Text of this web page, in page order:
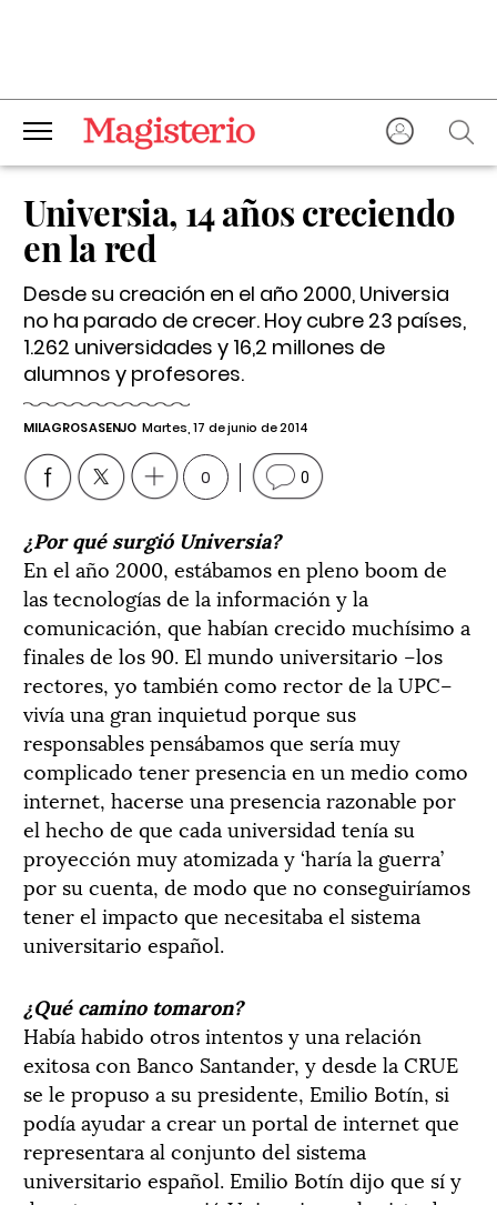
Universia, 14 años creciendo
en la red
Desde su creación en el año 2000, Universia
no ha parado de crecer. Hoy cubre 23 países,
1.262 universidades y 16,2 millones de
alumnos y profesores.
MILAGROS ASENJO Martes, 17 de junio de 2014
0 0
¿Por qué surgió Universia?
En el año 2000, estábamos en pleno boom de
las tecnologías de la información y la
comunicación, que habían crecido muchísimo a
finales de los 90. El mundo universitario –los
rectores, yo también como rector de la UPC–
vivía una gran inquietud porque sus
responsables pensábamos que sería muy
complicado tener presencia en un medio como
internet, hacerse una presencia razonable por
el hecho de que cada universidad tenía su
proyección muy atomizada y ‘haría la guerra’
por su cuenta, de modo que no conseguiríamos
tener el impacto que necesitaba el sistema
universitario español.
¿Qué camino tomaron?
Había habido otros intentos y una relación
exitosa con Banco Santander, y desde la CRUE
se le propuso a su presidente, Emilio Botín, si
podía ayudar a crear un portal de internet que
representara al conjunto del sistema
universitario español. Emilio Botín dijo que sí y